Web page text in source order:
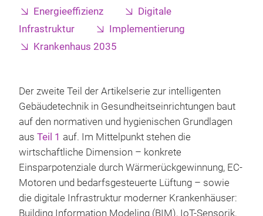
Energieeffizienz
Digitale
Infrastruktur
Implementierung
Krankenhaus 2035
Der zweite Teil der Artikelserie zur intelligenten
Gebäudetechnik in Gesundheitseinrichtungen baut
auf den normativen und hygienischen Grundlagen
aus Teil 1 auf. Im Mittelpunkt stehen die
wirtschaftliche Dimension – konkrete
Einsparpotenziale durch Wärmerückgewinnung, EC-
Motoren und bedarfsgesteuerte Lüftung – sowie
die digitale Infrastruktur moderner Krankenhäuser:
Building Information Modeling (BIM), IoT-Sensorik,